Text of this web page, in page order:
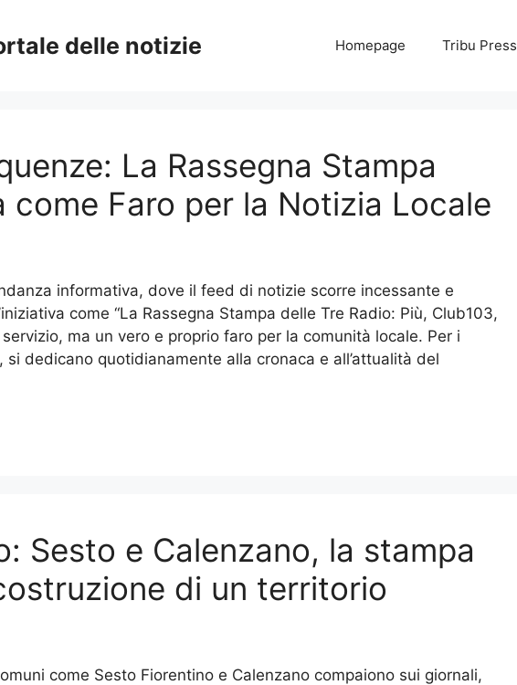
delle notizie Homepage Tribu Press
La Rassegna Stampa
come Faro per la Notizia Locale
informativa, dove il feed di notizie scorre incessante e
come “La Rassegna Stampa delle Tre Radio: Più, Club103,
ma un vero e proprio faro per la comunità locale. Per i
dedicano quotidianamente alla cronaca e all’attualità del
Sesto e Calenzano, la stampa
di un territorio
come Sesto Fiorentino e Calenzano compaiono sui giornali,